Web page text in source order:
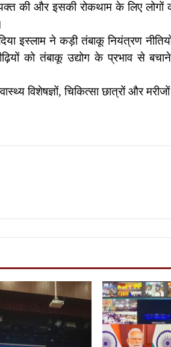
की और इसकी रोकथाम के लिए लोगों
इस्लाम ने कड़ी तंबाकू नियंत्रण
को तंबाकू उद्योग के प्रभाव से
विशेषज्ञों, चिकित्सा छात्रों और